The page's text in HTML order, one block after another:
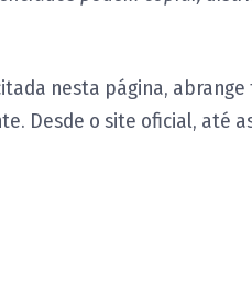
nesta página,
Desde o site oficial, até